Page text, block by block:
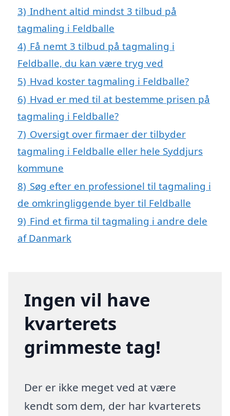
3) Indhent altid mindst 3 tilbud på
tagmaling i Feldballe
4) Få nemt 3 tilbud på tagmaling i
Feldballe, du kan være tryg ved
5) Hvad koster tagmaling i Feldballe?
6) Hvad er med til at bestemme prisen på
tagmaling i Feldballe?
7) Oversigt over firmaer der tilbyder
tagmaling i Feldballe eller hele Syddjurs
kommune
8) Søg efter en professionel til tagmaling i
de omkringliggende byer til Feldballe
9) Find et firma til tagmaling i andre dele
af Danmark
Ingen vil have
kvarterets
grimmeste tag!
Der er ikke meget ved at være
kendt som dem, der har kvarterets